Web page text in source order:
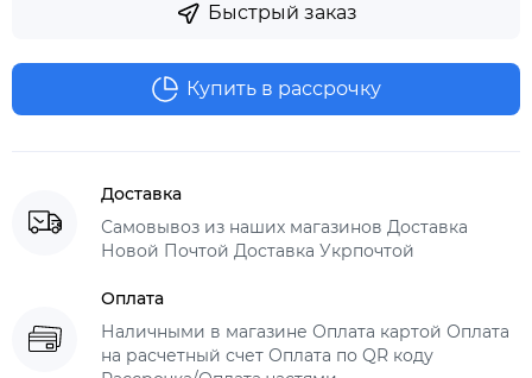
Быстрый заказ
Купить в рассрочку
Доставка
Самовывоз из наших магазинов Доставка
Новой Почтой Доставка Укрпочтой
Оплата
Наличными в магазине Оплата картой Оплата
на расчетный счет Оплата по QR коду